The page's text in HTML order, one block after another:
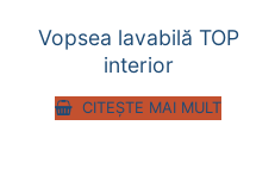
Vopsea lavabilă TOP
interior
CITEȘTE MAI MULT